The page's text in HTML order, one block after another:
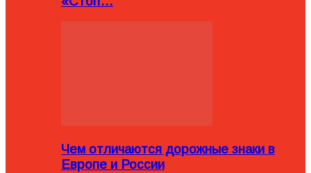
Чем отличаются дорожные знаки в
Европе и России